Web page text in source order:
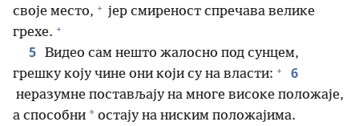
своје место, + јер смиреност спречава велике
грехе. +
5 Видео сам нешто жалосно под сунцем,
грешку коју чине они који су на власти: + 6
неразумне постављају на многе високе положаје,
а способни * остају на ниским положајима.